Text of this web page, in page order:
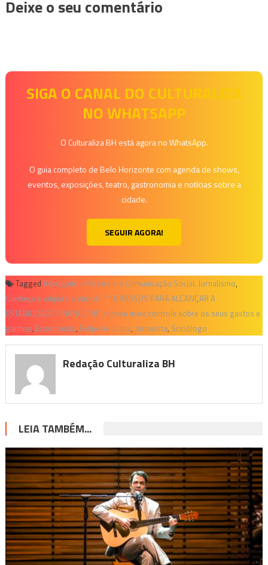
Deixe o seu comentário
SIGA O CANAL DO CULTURALIZA
NO WHATSAPP
O Culturaliza BH está agora no WhatsApp.
O guia completo de Belo Horizonte com agenda de shows,
eventos, exposições, teatro, gastronomia e notícias sobre a
cidade.
SEGUIR AGORA!
Tagged Advogado e Mestre em Comunicação Social: Jornalismo,
Conheça e adquira o ebook - "10 PASSOS PARA ALCANÇAR A
ESTABILIDADE FINANCEIRA" e tenha mais controle sobre os seus gastos e
ganhos, Economista, Felipe de Jesus, Jornalista, Sociólogo
Redação Culturaliza BH
LEIA TAMBÉM...